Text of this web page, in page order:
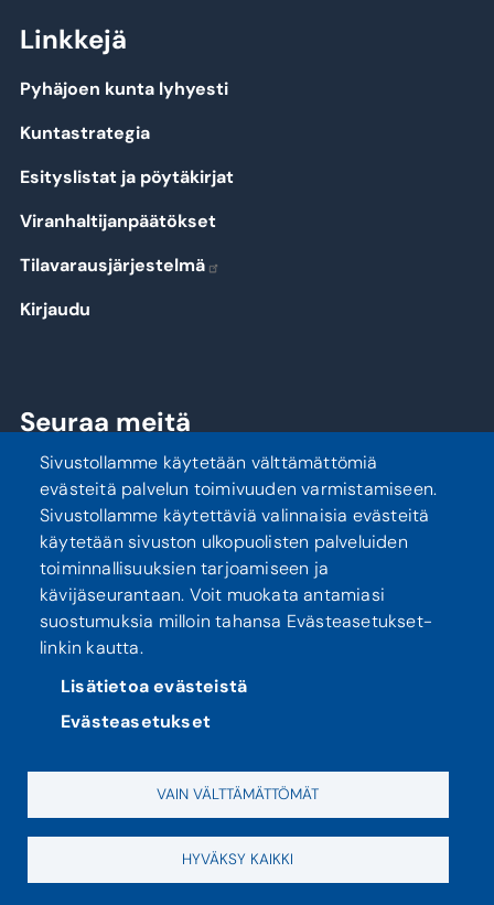
Linkkejä
Pyhäjoen kunta lyhyesti
Kuntastrategia
Esityslistat ja pöytäkirjat
Viranhaltijanpäätökset
Tilavarausjärjestelmä
Kirjaudu
Seuraa meitä
Tietosuoja
Evästeasetukset
Sivustollamme käytetään välttämättömiä
evästeitä palvelun toimivuuden varmistamiseen.
Sivustollamme käytettäviä valinnaisia evästeitä
käytetään sivuston ulkopuolisten palveluiden
toiminnallisuuksien tarjoamiseen ja
kävijäseurantaan. Voit muokata antamiasi
suostumuksia milloin tahansa Evästeasetukset-
linkin kautta.
Lisätietoa evästeistä
Evästeasetukset
VAIN VÄLTTÄMÄTTÖMÄT
HYVÄKSY KAIKKI